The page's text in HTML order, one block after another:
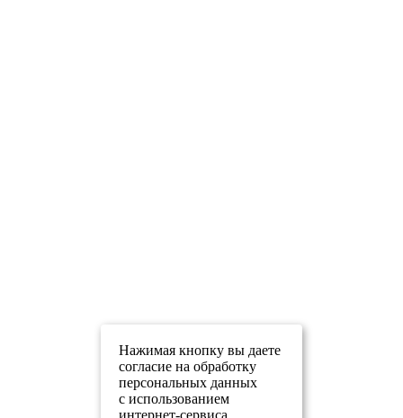
Нажимая кнопку вы даете
согласие на обработку
персональных данных
с использованием
интернет-сервиса